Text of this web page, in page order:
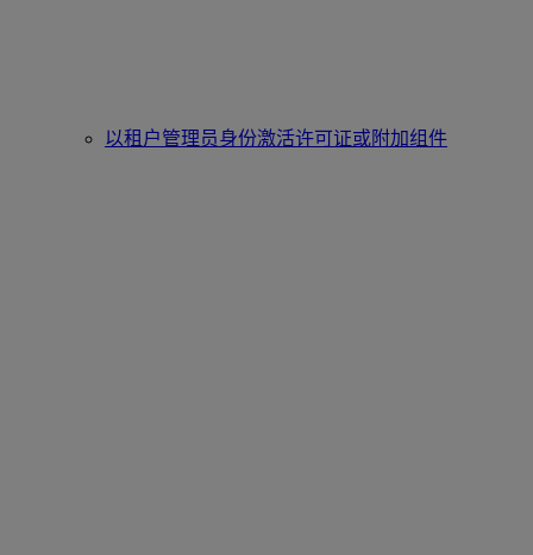
以租户管理员身份激活许可证或附加组件